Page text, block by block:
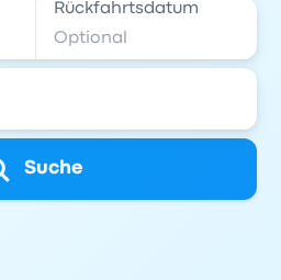
Rückfahrtsdatum
Suche